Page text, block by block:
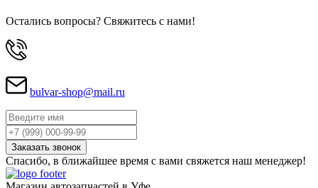
Остались вопросы? Свяжитесь с нами!
bulvar-shop@mail.ru
Спасибо, в ближайшее время с вами свяжется наш менеджер!